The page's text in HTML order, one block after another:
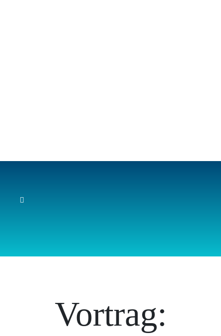
Vortrag: